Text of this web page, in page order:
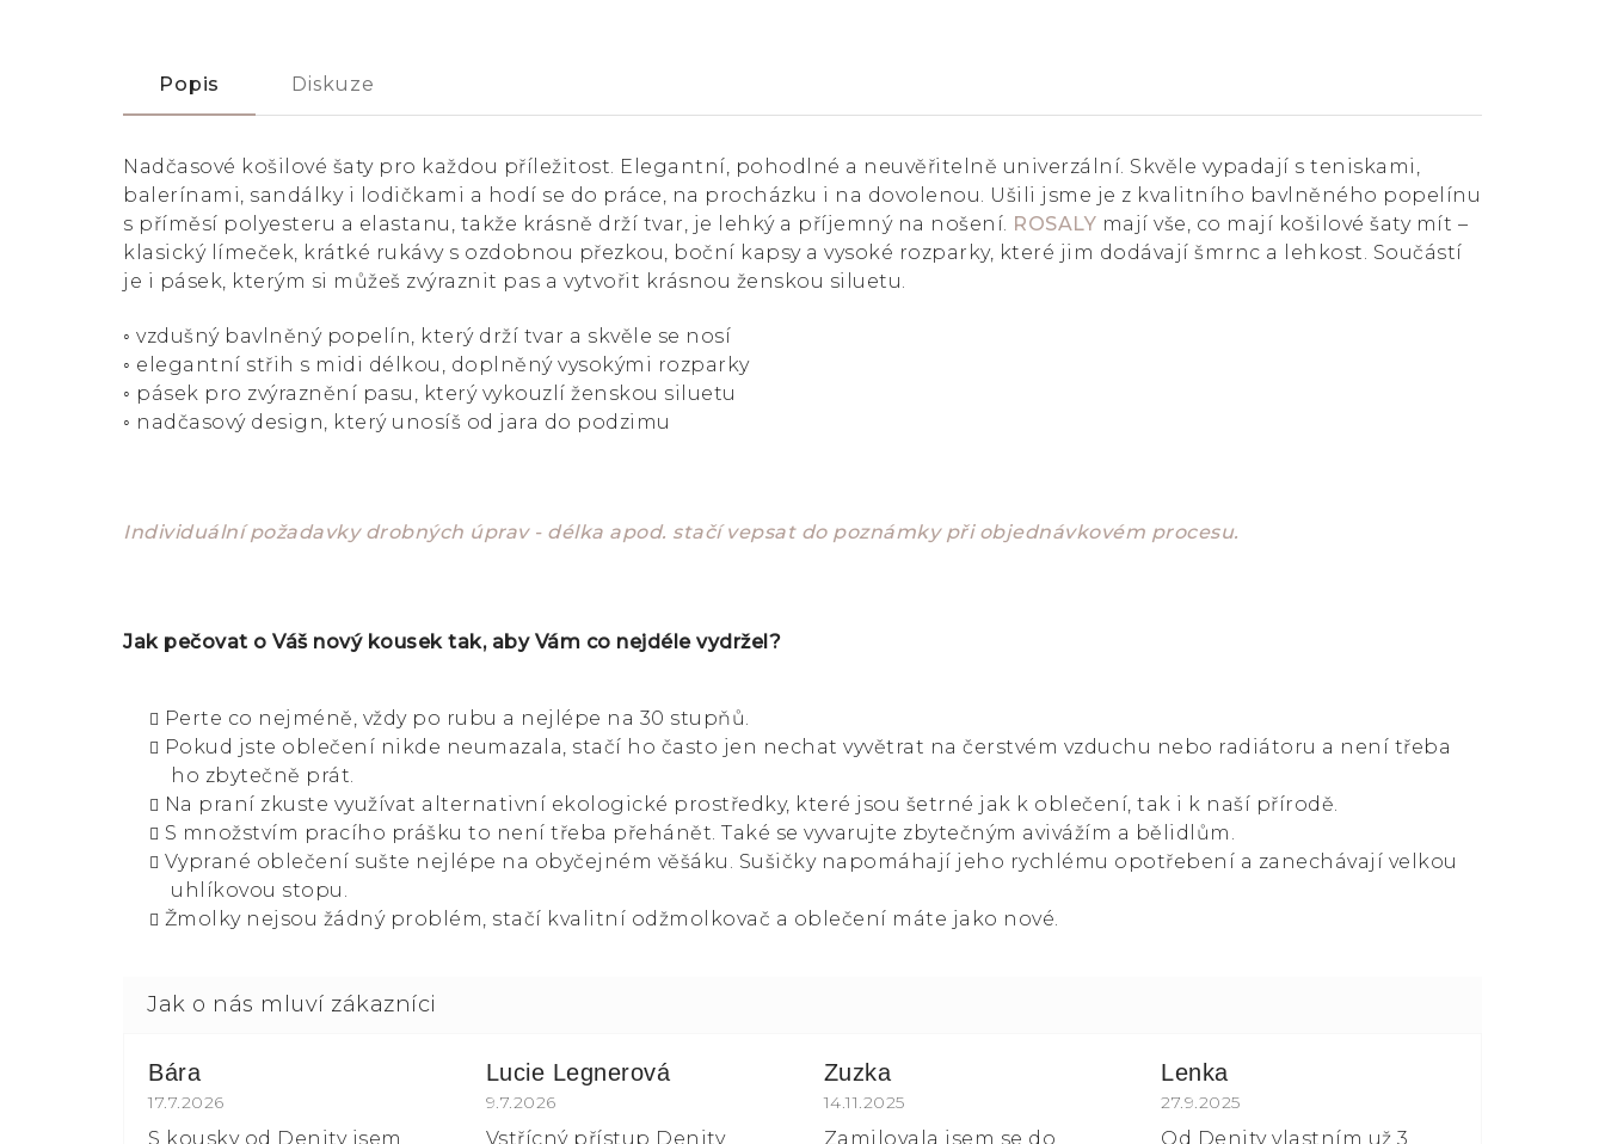
Popis Diskuze
Nadčasové košilové šaty pro každou příležitost. Elegantní, pohodlné a neuvěřitelně univerzální. Skvěle vypadají s teniskami,
balerínami, sandálky i lodičkami a hodí se do práce, na procházku i na dovolenou. Ušili jsme je z kvalitního bavlněného popelínu
s příměsí polyesteru a elastanu, takže krásně drží tvar, je lehký a příjemný na nošení. ROSALY mají vše, co mají košilové šaty mít –
klasický límeček, krátké rukávy s ozdobnou přezkou, boční kapsy a vysoké rozparky, které jim dodávají šmrnc a lehkost. Součástí
je i pásek, kterým si můžeš zvýraznit pas a vytvořit krásnou ženskou siluetu.
◦ vzdušný bavlněný popelín, který drží tvar a skvěle se nosí
◦ elegantní střih s midi délkou, doplněný vysokými rozparky
◦ pásek pro zvýraznění pasu, který vykouzlí ženskou siluetu
◦ nadčasový design, který unosíš od jara do podzimu
Individuální požadavky drobných úprav - délka apod. stačí vepsat do poznámky při objednávkovém procesu.
Jak pečovat o Váš nový kousek tak, aby Vám co nejdéle vydržel?
Perte co nejméně, vždy po rubu a nejlépe na 30 stupňů.
Pokud jste oblečení nikde neumazala, stačí ho často jen nechat vyvětrat na čerstvém vzduchu nebo radiátoru a není třeba
ho zbytečně prát.
Na praní zkuste využívat alternativní ekologické prostředky, které jsou šetrné jak k oblečení, tak i k naší přírodě.
S množstvím pracího prášku to není třeba přehánět. Také se vyvarujte zbytečným avivážím a bělidlům.
Vyprané oblečení sušte nejlépe na obyčejném věšáku. Sušičky napomáhají jeho rychlému opotřebení a zanechávají velkou
uhlíkovou stopu.
Žmolky nejsou žádný problém, stačí kvalitní odžmolkovač a oblečení máte jako nové.
Bára
Hodnocení obchodu je 5 z 5 hvězdiček.
17.7.2026
S kousky od Denity jsem
Lucie Legnerová
Hodnocení obchodu je 5 z 5 hvězdiček.
9.7.2026
Vstřícný přístup Denity
Zuzka
Hodnocení obchodu je 5 z 5 hvězdiček.
14.11.2025
Zamilovala jsem se do
Lenka
Hodnocení obchodu je 5 z 5 hvězdiček.
27.9.2025
Od Denity vlastním už 3